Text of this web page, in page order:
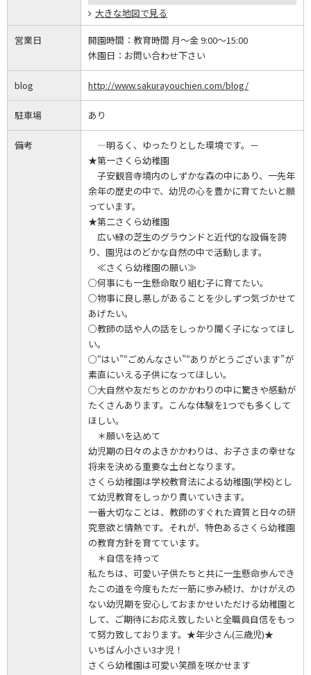
大きな地図で見る
営業日 開園時間： 教育時間 月～金 9:00～15:00
休園日： お問い合わせ下さい
blog http://www.sakurayouchien.com/blog/
駐車場 あり
備考
―明るく、ゆったりとした環境です。－
★第一さくら幼稚園
子安観音寺境内のしずかな森の中にあり、一先年
余年の歴史の中で、幼児の心を豊かに育てたいと願
っています。
★第二さくら幼稚園
広い緑の芝生のグラウンドと近代的な設備を誇
り、園児はのどかな自然の中で活動します。
≪さくら幼稚園の願い≫
○何事にも一生懸命取り組む子に育てたい。
○物事に良し悪しがあることを少しずつ気づかせて
あげたい。
○教師の話や人の話をしっかり聞く子になってほし
い。
○“はい”“ごめんなさい”“ありがとうございます”が
素直にいえる子供になってほしい。
○大自然や友だちとのかかわりの中に驚きや感動が
たくさんあります。こんな体験を1つでも多くして
ほしい。
＊願いを込めて
幼児期の日々のよきかかわりは、お子さまの幸せな
将来を決める重要な土台となります。
さくら幼稚園は学校教育法による幼稚園(学校)とし
て幼児教育をしっかり貫いていきます。
一番大切なことは、教師のすぐれた資質と日々の研
究意欲と情熱です。それが、特色あるさくら幼稚園
の教育方針を育てています。
＊自信を持って
私たちは、可愛い子供たちと共に一生懸命歩んでき
たこの道を今度もただ一筋に歩み続け、かけがえの
ない幼児期を安心しておまかせいただける幼稚園と
して、ご期待にお応え致したいと全職員自信をもっ
て努力致しております。★年少さん(三歳児)★
いちばん小さい3才児！
さくら幼稚園は可愛い笑顔を咲かせます